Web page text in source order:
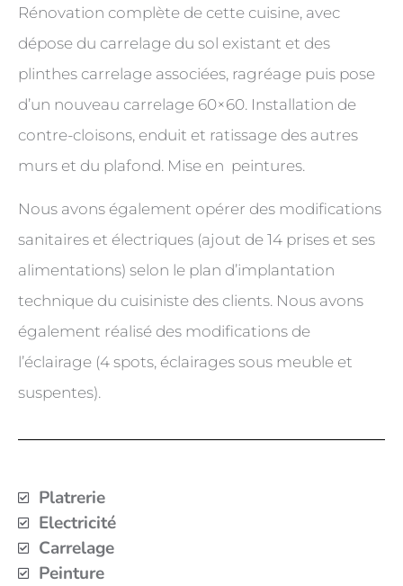
Rénovation complète de cette cuisine, avec
dépose du carrelage du sol existant et des
plinthes carrelage associées, ragréage puis pose
d’un nouveau carrelage 60×60. Installation de
contre-cloisons, enduit et ratissage des autres
murs et du plafond. Mise en peintures.
Nous avons également opérer des modifications
sanitaires et électriques (ajout de 14 prises et ses
alimentations) selon le plan d’implantation
technique du cuisiniste des clients. Nous avons
également réalisé des modifications de
l’éclairage (4 spots, éclairages sous meuble et
suspentes).
Platrerie
Electricité
Carrelage
Peinture